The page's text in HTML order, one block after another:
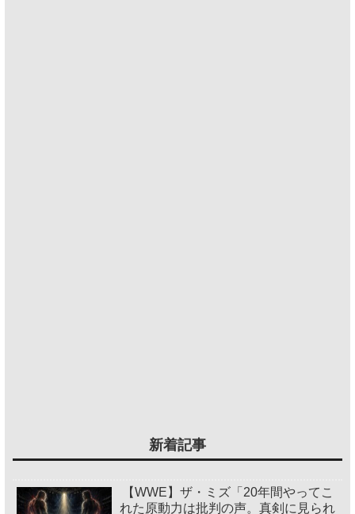
新着記事
【WWE】ザ・ミズ「20年間やってこ
れた原動力は批判の声。真剣に見られ